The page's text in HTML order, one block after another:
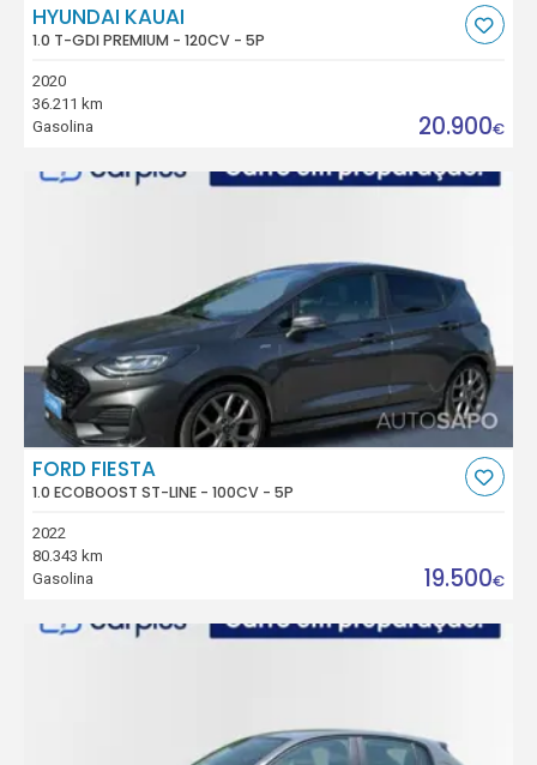
HYUNDAI KAUAI
1.0 T-GDI PREMIUM - 120CV - 5P
2020
36.211 km
Gasolina
20.900€
FORD FIESTA
1.0 ECOBOOST ST-LINE - 100CV - 5P
2022
80.343 km
Gasolina
19.500€